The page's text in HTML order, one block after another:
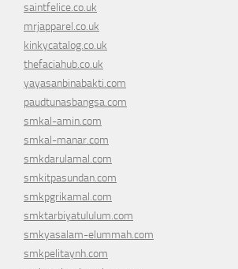
saintfelice.co.uk
mrjapparel.co.uk
kinkycatalog.co.uk
thefaciahub.co.uk
yayasanbinabakti.com
paudtunasbangsa.com
smkal-amin.com
smkal-manar.com
smkdarulamal.com
smkitpasundan.com
smkpgrikamal.com
smktarbiyatululum.com
smkyasalam-elummah.com
smkpelitaynh.com